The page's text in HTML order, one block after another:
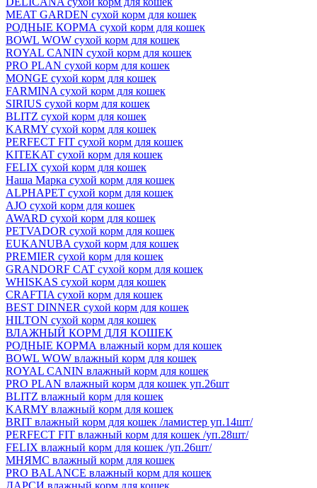
MEAT GARDEN сухой корм для кошек
РОДНЫЕ КОРМА сухой корм для кошек
BOWL WOW сухой корм для кошек
ROYAL CANIN сухой корм для кошек
PRO PLAN сухой корм для кошек
MONGE сухой корм для кошек
FARMINA сухой корм для кошек
SIRIUS сухой корм для кошек
BLITZ сухой корм для кошек
KARMY сухой корм для кошек
PERFECT FIT сухой корм для кошек
KITEKAT сухой корм для кошек
FELIX сухой корм для кошек
Наша Марка сухой корм для кошек
ALPHAPET сухой корм для кошек
AJO сухой корм для кошек
AWARD сухой корм для кошек
PETVADOR сухой корм для кошек
EUKANUBA сухой корм для кошек
PREMIER сухой корм для кошек
GRANDORF CAT сухой корм для кошек
WHISKAS сухой корм для кошек
CRAFTIA сухой корм для кошек
BEST DINNER сухой корм для кошек
HILTON сухой корм для кошек
ВЛАЖНЫЙ КОРМ ДЛЯ КОШЕК
РОДНЫЕ КОРМА влажный корм для кошек
BOWL WOW влажный корм для кошек
ROYAL CANIN влажный корм для кошек
PRO PLAN влажный корм для кошек уп.26шт
BLITZ влажный корм для кошек
KARMY влажный корм для кошек
BRIT влажный корм для кошек /ламистер уп.14шт/
PERFECT FIT влажный корм для кошек /уп.28шт/
FELIX влажный корм для кошек /уп.26шт/
МНЯМС влажный корм для кошек
PRO BALANCE влажный корм для кошек
ДАРСИ влажный корм для кошек